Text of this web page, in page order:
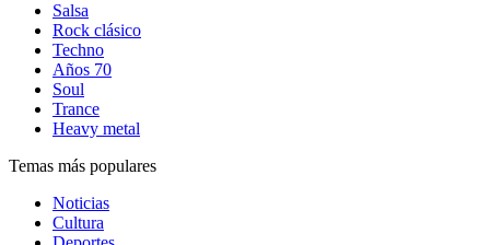
Salsa
Rock clásico
Techno
Años 70
Soul
Trance
Heavy metal
Temas más populares
Noticias
Cultura